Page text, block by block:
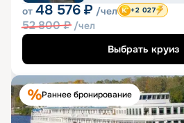
от 48 576 ₽ /чел
52 800₽ /чел
+2 027
Выбрать круиз
Раннее бронирование